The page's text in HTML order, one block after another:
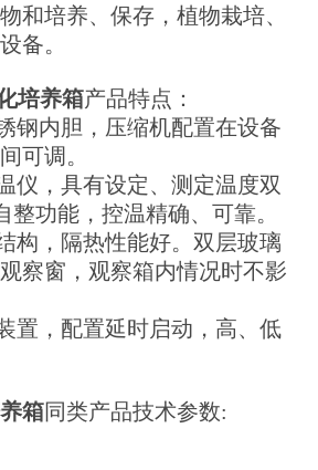
和培养、保存，植物栽培、
备。
培养箱产品特点：
钢内胆，压缩机配置在设备
可调。
仪，具有设定、测定温度双
整功能，控温精确、可靠。
构，隔热性能好。双层玻璃
察窗，观察箱内情况时不影
置，配置延时启动，高、低
箱同类产品技术参数: